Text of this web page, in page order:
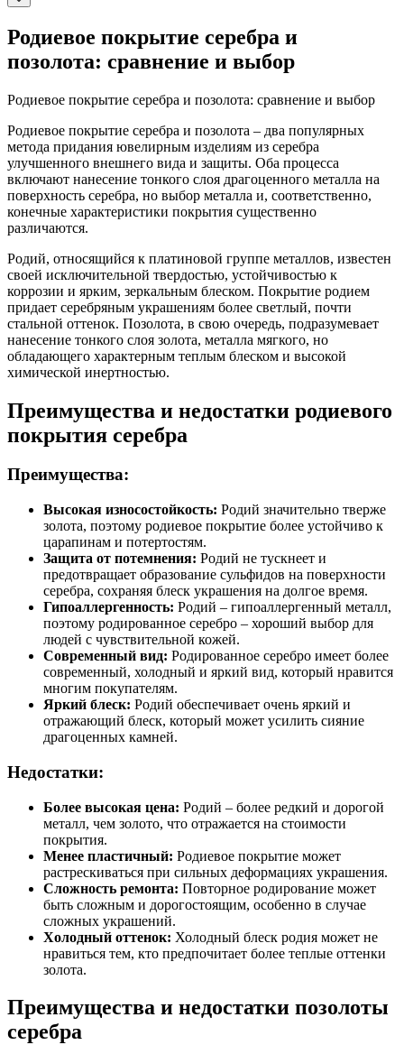
Родиевое покрытие серебра и
позолота: сравнение и выбор
Родиевое покрытие серебра и позолота: сравнение и выбор
Родиевое покрытие серебра и позолота – два популярных
метода придания ювелирным изделиям из серебра
улучшенного внешнего вида и защиты. Оба процесса
включают нанесение тонкого слоя драгоценного металла на
поверхность серебра, но выбор металла и, соответственно,
конечные характеристики покрытия существенно
различаются.
Родий, относящийся к платиновой группе металлов, известен
своей исключительной твердостью, устойчивостью к
коррозии и ярким, зеркальным блеском. Покрытие родием
придает серебряным украшениям более светлый, почти
стальной оттенок. Позолота, в свою очередь, подразумевает
нанесение тонкого слоя золота, металла мягкого, но
обладающего характерным теплым блеском и высокой
химической инертностью.
Преимущества и недостатки родиевого
покрытия серебра
Преимущества:
Высокая износостойкость: Родий значительно тверже
золота, поэтому родиевое покрытие более устойчиво к
царапинам и потертостям.
Защита от потемнения: Родий не тускнеет и
предотвращает образование сульфидов на поверхности
серебра, сохраняя блеск украшения на долгое время.
Гипоаллергенность: Родий – гипоаллергенный металл,
поэтому родированное серебро – хороший выбор для
людей с чувствительной кожей.
Современный вид: Родированное серебро имеет более
современный, холодный и яркий вид, который нравится
многим покупателям.
Яркий блеск: Родий обеспечивает очень яркий и
отражающий блеск, который может усилить сияние
драгоценных камней.
Недостатки:
Более высокая цена: Родий – более редкий и дорогой
металл, чем золото, что отражается на стоимости
покрытия.
Менее пластичный: Родиевое покрытие может
растрескиваться при сильных деформациях украшения.
Сложность ремонта: Повторное родирование может
быть сложным и дорогостоящим, особенно в случае
сложных украшений.
Холодный оттенок: Холодный блеск родия может не
нравиться тем, кто предпочитает более теплые оттенки
золота.
Преимущества и недостатки позолоты
серебра